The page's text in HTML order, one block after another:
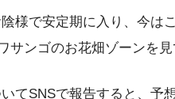
様で安定期に入り、今は
サンゴのお花畑ゾーンを
てSNSで報告すると、予